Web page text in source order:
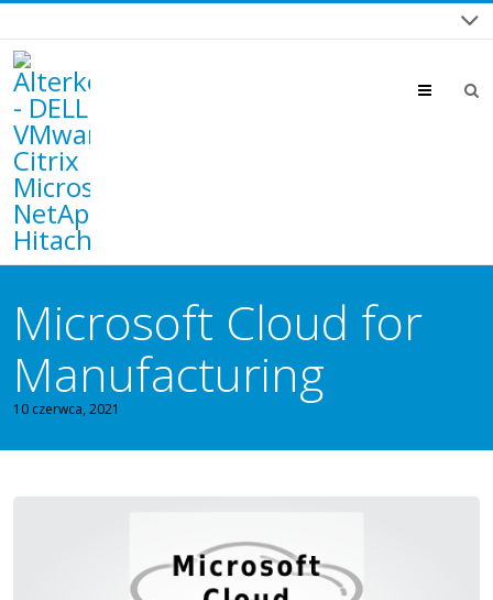
Menu
Microsoft Cloud for
Manufacturing
10 czerwca, 2021